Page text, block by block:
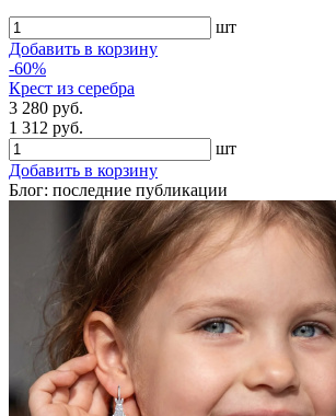
шт
Добавить в корзину
-60%
Крест из серебра
3 280 руб.
1 312 руб.
шт
Добавить в корзину
Блог: последние публикации